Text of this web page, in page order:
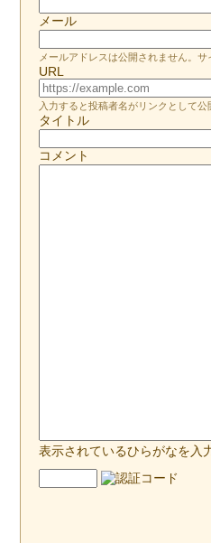
メール
メールアドレスは公開されません。
URL
入力すると投稿者名がリンクとして公
タイトル
コメント
表示されているひらがなを入